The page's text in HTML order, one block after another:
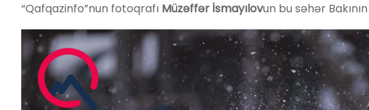
“Qafqazinfo”nun fotoqrafı Müzəffər İsmayılovun bu səhər